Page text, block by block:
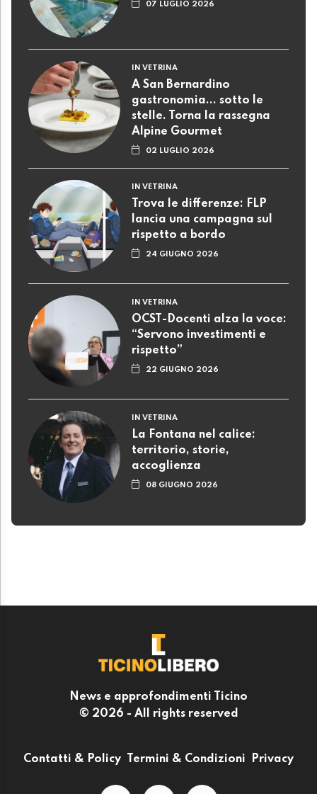
07 LUGLIO 2026
IN VETRINA
A San Bernardino
gastronomia... sotto le
stelle. Torna la rassegna
Alpine Gourmet
02 LUGLIO 2026
IN VETRINA
Trova le differenze: FLP
lancia una campagna sul
rispetto a bordo
24 GIUGNO 2026
IN VETRINA
OCST-Docenti alza la voce:
“Servono investimenti e
rispetto”
22 GIUGNO 2026
IN VETRINA
La Fontana nel calice:
territorio, storie,
accoglienza
08 GIUGNO 2026
News e approfondimenti Ticino
© 2026 - All rights reserved
Contatti & Policy Termini & Condizioni Privacy